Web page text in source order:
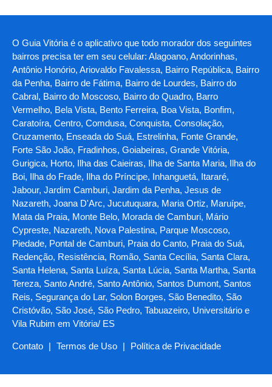
O Guia Vitória é o aplicativo que todo morador dos seguintes
bairros precisa ter em seu celular: Alagoano, Andorinhas,
Antônio Honório, Ariovaldo Favalessa, Bairro República, Bairro
da Penha, Bairro de Fátima, Bairro de Lourdes, Bairro do
Cabral, Bairro do Moscoso, Bairro do Quadro, Barro
Vermelho, Bela Vista, Bento Ferreira, Boa Vista, Bonfim,
Caratoíra, Centro, Comdusa, Conquista, Consolação,
Cruzamento, Enseada do Suá, Estrelinha, Fonte Grande,
Forte São João, Fradinhos, Goiabeiras, Grande Vitória,
Gurigica, Horto, Ilha das Caieiras, Ilha de Santa Maria, Ilha do
Boi, Ilha do Frade, Ilha do Príncipe, Inhanguetá, Itararé,
Jabour, Jardim Camburi, Jardim da Penha, Jesus de
Nazareth, Joana D'Arc, Jucutuquara, Maria Ortiz, Maruípe,
Mata da Praia, Monte Belo, Morada de Camburi, Mário
Cypreste, Nazareth, Nova Palestina, Parque Moscoso,
Piedade, Pontal de Camburi, Praia do Canto, Praia do Suá,
Redenção, Resistência, Romão, Santa Cecília, Santa Clara,
Santa Helena, Santa Luíza, Santa Lúcia, Santa Martha, Santa
Tereza, Santo André, Santo Antônio, Santos Dumont, Santos
Reis, Segurança do Lar, Solon Borges, São Benedito, São
Cristóvão, São José, São Pedro, Tabuazeiro, Universitário e
Vila Rubim em Vitória/ ES
Contato Termos de Uso Política de Privacidade